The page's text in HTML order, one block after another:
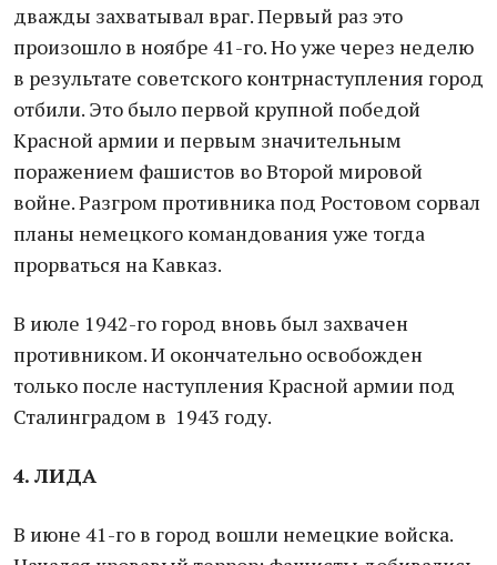
дважды захватывал враг. Первый раз это
произошло в ноябре 41-го. Но уже через неделю
в результате советского контрнаступления город
отбили. Это было первой крупной победой
Красной армии и первым значительным
поражением фашистов во Второй мировой
войне. Разгром противника под Ростовом сорвал
планы немецкого командования уже тогда
прорваться на Кавказ.
В июле 1942-го город вновь был захвачен
противником. И окончательно освобожден
только после наступления Красной армии под
Сталинградом в 1943 году.
4. ЛИДА
В июне 41-го в город вошли немецкие войска.